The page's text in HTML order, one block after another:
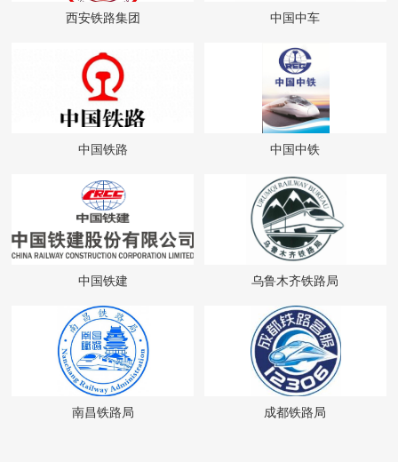
西安铁路集团 中国中车
中国铁路 中国中铁
中国铁建 乌鲁木齐铁路局
南昌铁路局 成都铁路局